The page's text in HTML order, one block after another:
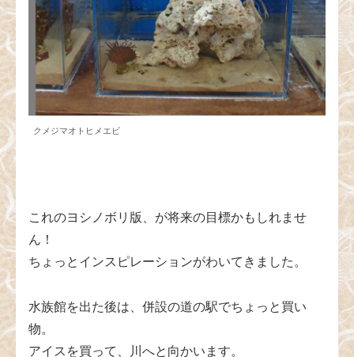
クメジマオトヒメエビ
これのヨシノボリ版、が将来の目標かもしれませ
ん！
ちょっとインスピレーションがわいてきました。
水族館を出た後は、併設の道の駅でちょっと買い
物。
アイスを買って、川へと向かいます。